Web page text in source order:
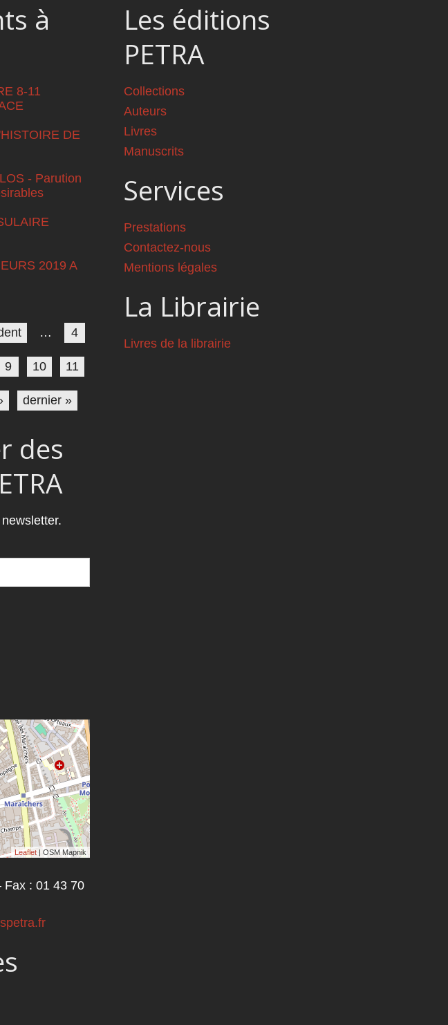
à
8-11
DE
- Parution
2019 A
… 4
9 10 11
dernier »
des
Leaflet | OSM Mapnik
Fax : 01 43 70
Les éditions
PETRA
Collections
Auteurs
Livres
Manuscrits
Services
Prestations
Contactez-nous
Mentions légales
La Librairie
Livres de la librairie